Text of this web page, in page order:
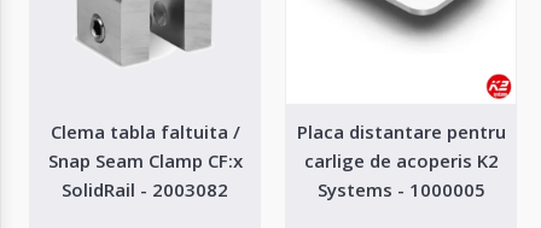
Clema tabla faltuita /
Snap Seam Clamp CF:x
SolidRail - 2003082
Placa distantare pentru
carlige de acoperis K2
Systems - 1000005